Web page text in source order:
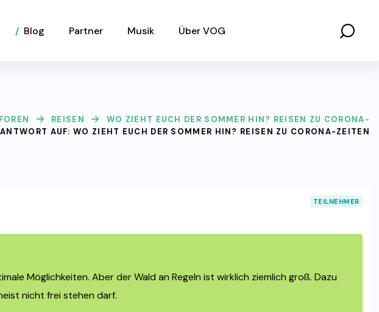
Blog Partner Musik Über VOG
FOREN REISEN
WO ZIEHT EUCH DER SOMMER HIN? REISEN ZU CORONA-
ANTWORT AUF: WO ZIEHT EUCH DER SOMMER HIN? REISEN ZU CORONA-ZEITEN
TEILNEHMER
Möglichkeiten. Aber der Wald an Regeln ist wirklich ziemlich groß. Dazu
nicht frei stehen darf.